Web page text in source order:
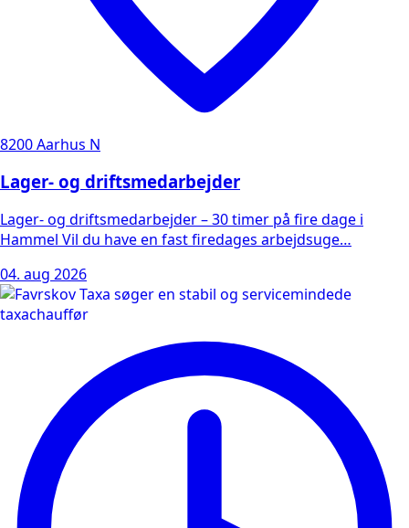
8200 Aarhus N
Lager- og driftsmedarbejder
Lager- og driftsmedarbejder – 30 timer på fire dage i
Hammel Vil du have en fast firedages arbejdsuge…
04. aug 2026